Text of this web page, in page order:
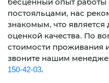
бесценный опыт
постояльцами, нас
знакомым, что
оценкой качества. По
стоимости проживания
звоните нашим
150-42-03.